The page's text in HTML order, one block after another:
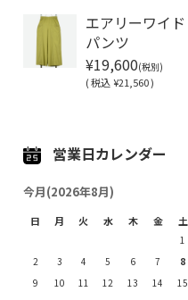
エアリーワイド
パンツ
¥19,600(税別)
(税込¥21,560 )
営業日カレンダー
今月(2026年8月)
日 月 火 水 木 金 土
1
2
3 4 5 6 7
8
9
10 11 12 13 14
15